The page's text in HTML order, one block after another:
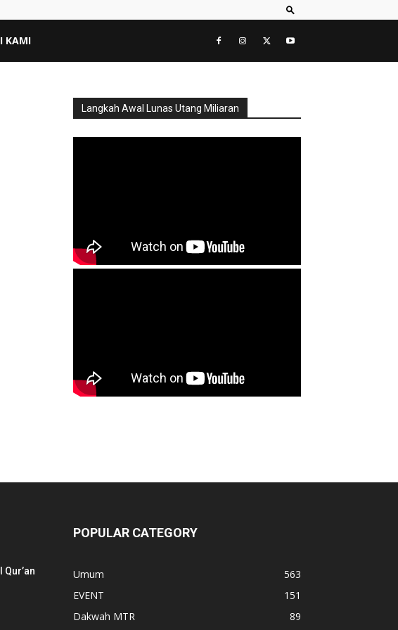
KAMI
Langkah Awal Lunas Utang Miliaran
POPULAR CATEGORY
Umum
563
EVENT
151
Dakwah MTR
89